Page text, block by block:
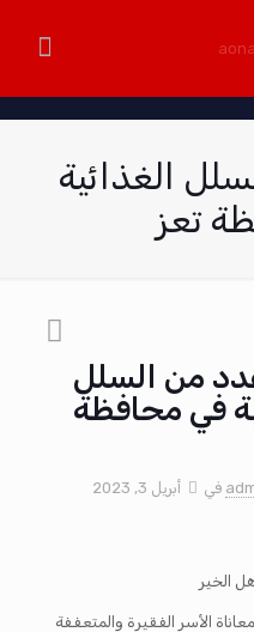
الغذائية
تعز
من السلل
في محافظة
في أبريل 3, 2023
الخير
الأسر الفقيرة والمتعففة